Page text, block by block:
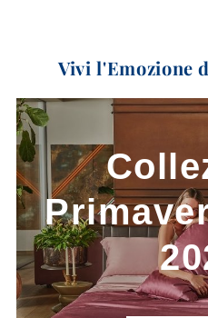
Vivi l'Emozione